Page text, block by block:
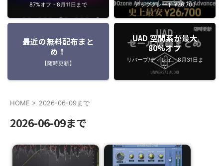
87%オフ・8月11日まで アップグレード ¥26,700
最近の無料配布まと
め！
【随時更新】
UAD 空間系が最大
80%オフ
リバーブ/ディレイ・8月31日ま
で
HOME > 2026-06-09まで
2026-06-09まで